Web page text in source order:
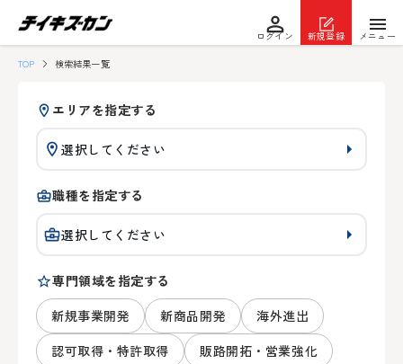
ログイン 新規登録 メニュー
TOP 検索結果一覧
エリアを指定する
選択してください
職種を指定する
選択してください
専門領域を指定する
新規事業開発
新商品開発
海外進出
認可取得・特許取得
販路開拓・営業強化